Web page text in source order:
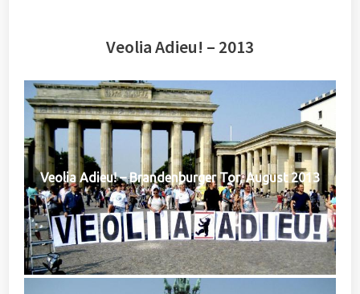
Veolia Adieu! – 2013
Veolia Adieu! – Brandenburger Tor, August 2013